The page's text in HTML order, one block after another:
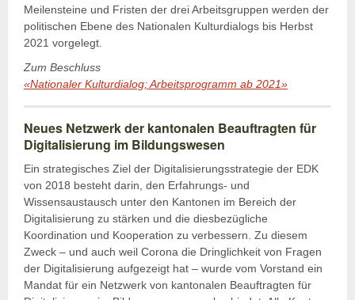
Meilensteine und Fristen der drei Arbeitsgruppen werden der
politischen Ebene des Nationalen Kulturdialogs bis Herbst
2021 vorgelegt.
Zum Beschluss
«Nationaler Kulturdialog; Arbeitsprogramm ab 2021»
Neues Netzwerk der kantonalen Beauftragten für
Digitalisierung im Bildungswesen
Ein strategisches Ziel der Digitalisierungsstrategie der EDK
von 2018 besteht darin, den Erfahrungs- und
Wissensaustausch unter den Kantonen im Bereich der
Digitalisierung zu stärken und die diesbezügliche
Koordination und Kooperation zu verbessern. Zu diesem
Zweck – und auch weil Corona die Dringlichkeit von Fragen
der Digitalisierung aufgezeigt hat – wurde vom Vorstand ein
Mandat für ein Netzwerk von kantonalen Beauftragten für